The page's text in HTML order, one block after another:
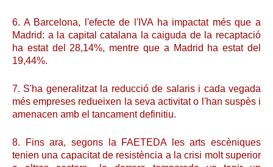
6. A Barcelona, l'efecte de l'IVA ha impactat més que a
Madrid: a la capital catalana la caiguda de la recaptació
ha estat del 28,14%, mentre que a Madrid ha estat del
19,44%.
7. S'ha generalitzat la reducció de salaris i cada vegada
més empreses redueixen la seva activitat o l'han suspès i
amenacen amb el tancament definitiu.
8. Fins ara, segons la FAETEDA les arts escèniques
tenien una capacitat de resistència a la crisi molt superior